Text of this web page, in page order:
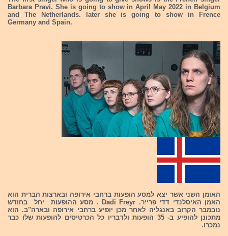
Barbara Pravi. She is going to show in April May 2022 in Belgium
and The Netherlands. later she is going to show in Frence
Germany and Spain.
האומן השני אשר יצא למסע הופעות ברחבי אירופה ובארצות הברית הוא
האמן האיסלנדי דדי פרייר. Dadi Freyr . מסע ההופעות יחל בחודש
נובמבר הקרוב באנגליה לאחר מכן יופיע ברחבי אירופה ובארה"ב. הוא
מתכונן להופיע ב- 35 הופעות ולדבריו כל הכרטיסים להופעות שלו כבר
נמכרו.